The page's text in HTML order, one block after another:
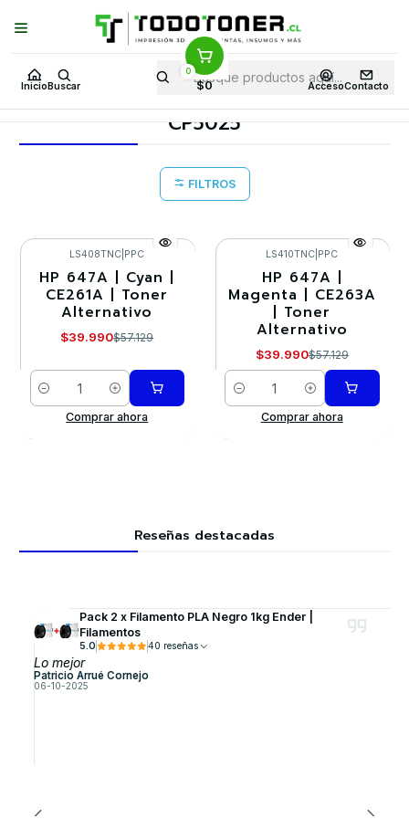
Inicio Buscar
0
$0 AccesoContacto
Puedes Elegir: Comprar enTienda· Despachoa Todo Chile · Retiro en
Tienda en24 Horas
Inicio Toner y tambor Toner Alternativo HP Equipos HP
CP5025
CP5025
FILTROS
-30%
LS408TNC PPC
HP 647A | Cyan |
CE261A | Toner
Alternativo
$39.990$57.129
Cantidad
Comprar ahora
-30%
LS410TNC PPC
HP 647A |
Magenta | CE263A
| Toner
Alternativo
$39.990$57.129
Cantidad
Comprar ahora
Reseñas destacadas
Pack 2 x Filamento PLA Negro 1kg Ender |
Filamentos
5.0 40 reseñas
Lo mejor
Patricio Arrué Cornejo
06-10-2025